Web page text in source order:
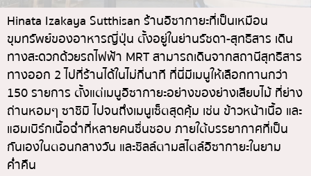
ไก่ย่างเสียบไม้สไตล์ญี่ปุ่น
โซบะ/อุด้ง
ขนมหวานญี่ปุ่น
เทมปุระ
โอมากาเสะ
ร้านอาหารญี่ปุ่นระดับพรีเมียม
ซาชิมิ/อาหารทะเล
พร้อมพงษ์
อโศก
อารีย์
สีลม
สาทร
อ่อนนุช
พระราม 9
Hinata Izakaya Sutthisan ร้านอิซากายะที่เป็นเหมือน
ขุมทรัพย์ของอาหารญี่ปุ่น ตั้งอยู่ในย่านรัชดา-สุทธิสาร เดิน
ทางสะดวกด้วยรถไฟฟ้า MRT สามารถเดินจากสถานีสุทธิสาร
ทางออก 2 ไปที่ร้านได้ในไม่กี่นาที ที่นี่มีเมนูให้เลือกทานกว่า
150 รายการ ตั้งแต่เมนูอิซากายะอย่างของย่างเสียบไม้ ที่ย่าง
ถ่านหอมๆ ซาชิมิ ไปจนถึงเมนูเซ็ตสุดคุ้ม เช่น ข้าวหน้าเนื้อ และ
แฮมเบิร์กเนื้อฉ่ำที่หลายคนชื่นชอบ ภายใต้บรรยากาศที่เป็น
กันเองในตอนกลางวัน และชิลล์ตามสไตล์อิซากายะในยาม
ค่ำคืน